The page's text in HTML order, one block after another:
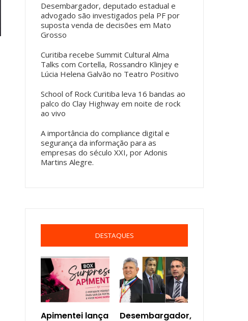
Desembargador, deputado estadual e
advogado são investigados pela PF por
suposta venda de decisões em Mato
Grosso
Curitiba recebe Summit Cultural Alma
Talks com Cortella, Rossandro Klinjey e
Lúcia Helena Galvão no Teatro Positivo
School of Rock Curitiba leva 16 bandas ao
palco do Clay Highway em noite de rock
ao vivo
A importância do compliance digital e
segurança da informação para as
empresas do século XXI, por Adonis
Martins Alegre.
DESTAQUES
Apimentei lança
Desembargador,